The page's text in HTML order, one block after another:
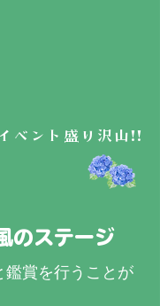
ベント盛り沢山!!
のステージ
鑑賞を行うことが